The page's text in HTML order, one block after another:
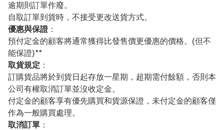
逾期則訂單作廢。
自取訂單到貨時，不接受更改送貨方式。
優惠與保證：
預付定金的顧客將通常獲得比發售價更優惠的價格。(但不
能保證)**
取貨規定 ：
訂購貨品將於到貨日起存放一星期，超期需付餘額，否則本
公司有權取消訂單並沒收定金。
付定金的顧客享有優先購買和貨源保證，未付定金的顧客僅
作為一般購買處理。
取消訂單 ：